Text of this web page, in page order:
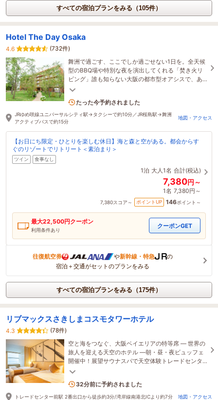
すべての宿泊プランをみる（105件）
Hotel The Day Osaka
4.6
(732件)
舞洲で過ごす、ここでしか過ごせない1日を。全天候
型のBBQ場や特別な夜を演出してくれる「焚き火リ
ビング」誰も知らない大阪の都市型オアシスで、あ
なただけの佳き日を
4名がこの宿を見ています
たった今予約されました
JRゆめ咲線ユニバーサルシティ駅→タクシーで約10分／JR桜島駅→舞洲
アクティブバスで約15分
地図・アクセス
【お日にち限定・ひとりを楽しむ休日】海と森と空がある。都会からす
ぐのリゾートでリトリート＜素泊まり＞
ツイン 食事なし
1泊 大人1名 合計(税込)
7,380円～
1名 7,380円～
7,380スコア～ ポイントUP 146ポイント～
最大22,500円クーポン
利用条件あり
クーポンGET
往復航空券 や新幹線・特急
の
宿泊＋交通がセットのプランをみる
すべての宿泊プランをみる（175件）
リブマックスさきしまコスモタワーホテル
4.3
(78件)
空と海をつなぐ、大阪ベイエリアの特等席 ― 世界の
旅人を迎える天空のホテル ―朝・昼・夜ビュッフェ
開催中！展望サウナスパで天空体験トレードセンタ
ー前駅直結で観光地までのアクセスも抜群！
2名がこの宿を見ています
32分前に予約されました
トレードセンター前駅 2番出口から徒歩約3分/湾岸線南港北ICより約7分 地図・アクセス